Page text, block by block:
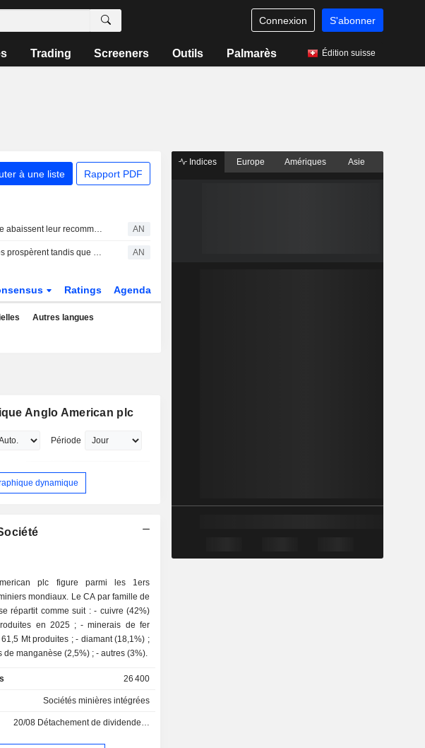
Connexion S'abonner
Trading Screeners Outils Palmarès Édition suisse
à une liste Rapport PDF
Citi et Exane abaissent leur recommandation sur HSBC ; LBBW dégrade Vodafone AN
Les minières prospèrent tandis que le pétrole chute face aux espoirs de paix AN
Ratings Agenda
Autres langues
Anglo American plc
Période
dynamique
plc figure parmi les 1ers
mondiaux. Le CA par famille de
comme suit : - cuivre (42%)
en 2025 ; - minerais de fer
produites ; - diamant (18,1%) ;
- minerais de manganèse (2,5%) ; - autres (3%).
26 400
Sociétés minières intégrées
20/08 Détachement de dividende - 0.23 GBX
Indices Europe Amériques Asie